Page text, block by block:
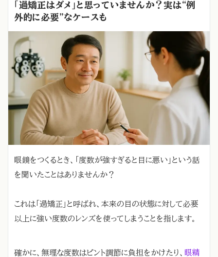
「過矯正はダメ」と思っていませんか？実は“例
外的に必要”なケースも
眼鏡をつくるとき、「度数が強すぎると目に悪い」という話
を聞いたことはありませんか？
これは「過矯正」と呼ばれ、本来の目の状態に対して必要
以上に強い度数のレンズを使ってしまうことを指します。
確かに、無理な度数はピント調節に負担をかけたり、
眼精